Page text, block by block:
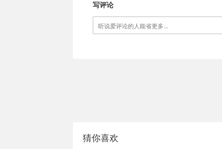
写评论
猜你喜欢